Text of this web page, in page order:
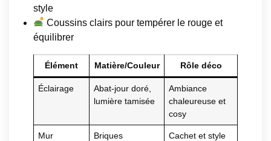
style
Coussins clairs pour tempérer le rouge et
équilibrer
Élément Matière/Couleur Rôle déco
Éclairage
Abat-jour doré,
lumière tamisée
Ambiance
chaleureuse et
cosy
Mur
Briques
Cachet et style